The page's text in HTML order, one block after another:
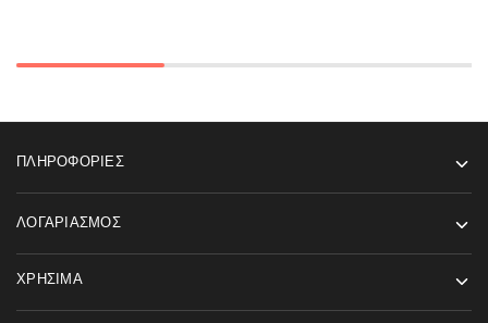
ΠΛΗΡΟΦΟΡΊΕΣ
ΛΟΓΑΡΙΑΣΜΌΣ
ΧΡΉΣΙΜΑ